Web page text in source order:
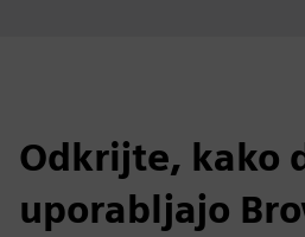
Odkrijte, kako
uporabljajo